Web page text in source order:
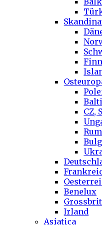
CZ,
Benelux
Irland
Asiatica